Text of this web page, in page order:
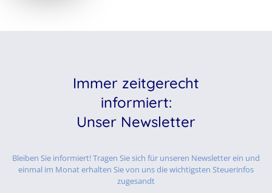
Immer zeitgerecht
informiert:
Unser Newsletter
Bleiben Sie informiert! Tragen Sie sich für unseren Newsletter ein und
einmal im Monat erhalten Sie von uns die wichtigsten Steuerinfos
zugesandt